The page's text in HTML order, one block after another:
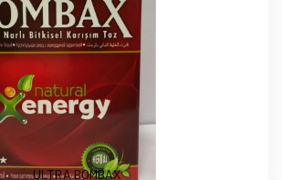
ULTRA BOMBAX